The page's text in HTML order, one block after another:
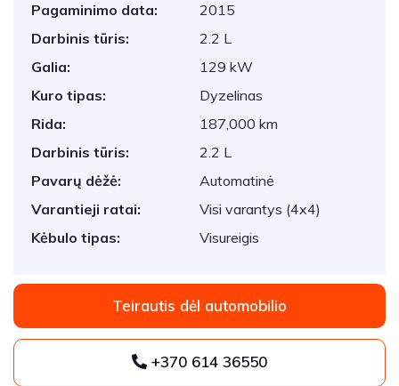
Pagaminimo data:
2015
Darbinis tūris:
2.2 L
Galia:
129 kW
Kuro tipas:
Dyzelinas
Rida:
187,000 km
Darbinis tūris:
2.2 L
Pavarų dėžė:
Automatinė
Varantieji ratai:
Visi varantys (4x4)
Kėbulo tipas:
Visureigis
Teirautis dėl automobilio
+370 614 36550